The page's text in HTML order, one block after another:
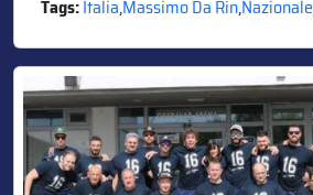
Tags:Italia,Massimo Da Rin,Nazionale